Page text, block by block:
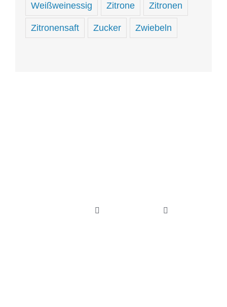
Weißweinessig Zitrone Zitronen
Zitronensaft Zucker Zwiebeln
Toggle
Toggle